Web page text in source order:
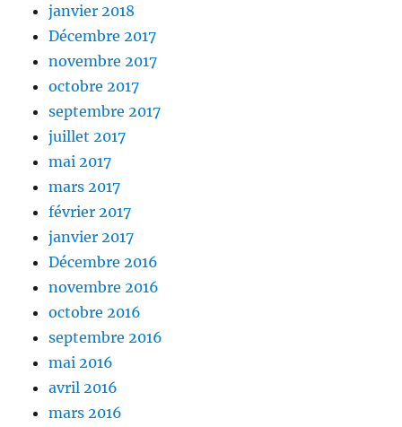
janvier 2018
Décembre 2017
novembre 2017
octobre 2017
septembre 2017
juillet 2017
mai 2017
mars 2017
février 2017
janvier 2017
Décembre 2016
novembre 2016
octobre 2016
septembre 2016
mai 2016
avril 2016
mars 2016